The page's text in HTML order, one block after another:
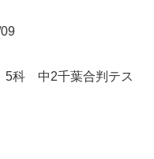
中2千葉合判テス